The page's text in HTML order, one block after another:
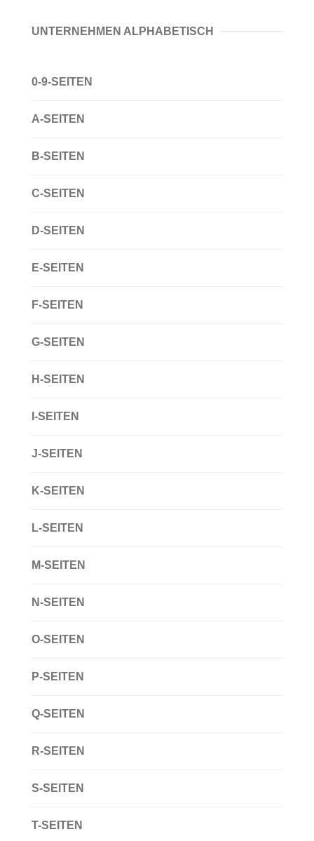
UNTERNEHMEN ALPHABETISCH
0-9-SEITEN
A-SEITEN
B-SEITEN
C-SEITEN
D-SEITEN
E-SEITEN
F-SEITEN
G-SEITEN
H-SEITEN
I-SEITEN
J-SEITEN
K-SEITEN
L-SEITEN
M-SEITEN
N-SEITEN
O-SEITEN
P-SEITEN
Q-SEITEN
R-SEITEN
S-SEITEN
T-SEITEN